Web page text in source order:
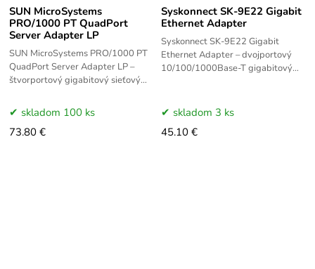
SUN MicroSystems
PRO/1000 PT QuadPort
Server Adapter LP
SUN MicroSystems PRO/1000 PT
QuadPort Server Adapter LP –
štvorportový gigabitový sieťový
SUN servery s PCI Express
rozhraním v
skladom 100 ks
73.80 €
Syskonnect SK-9E22 Gigabit
Ethernet Adapter
Syskonnect SK-9E22 Gigabit
Ethernet Adapter – dvojportový
10/100/1000Base-T gigabitový
rýchleskladom 3 ks
45.10 €